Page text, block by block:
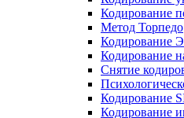
Кодирование
Метод Торпедо
Кодирование
Кодирование
Снятие
Кодирование
Кодирование